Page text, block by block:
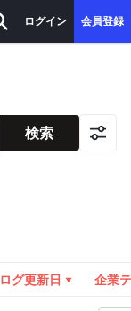
ログイン 会員登録
検索
ログ更新日 企業